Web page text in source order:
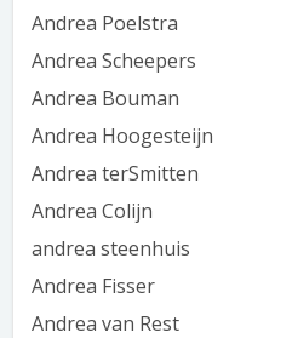
Andrea Poelstra
Andrea Scheepers
Andrea Bouman
Andrea Hoogesteijn
Andrea terSmitten
Andrea Colijn
andrea steenhuis
Andrea Fisser
Andrea van Rest